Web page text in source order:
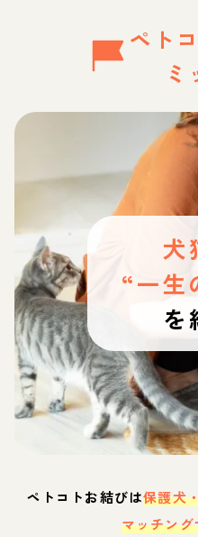
ペト
ミ
犬
“一生
を
ペトコトお結びは保護犬
マッチン